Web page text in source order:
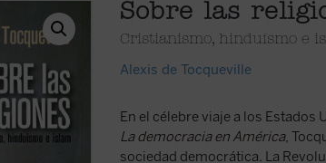
Sobre las
Cristianismo, hinduísmo e
Alexis de Tocqueville
En el célebre viaje a los
La democracia en América,
sociedad democrática. La